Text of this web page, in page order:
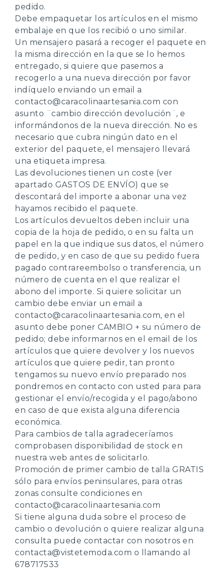
pedido.
Debe empaquetar los artículos en el mismo
embalaje en que los recibió o uno similar.
Un mensajero pasará a recoger el paquete en
la misma dirección en la que se lo hemos
entregado, si quiere que pasemos a
recogerlo a una nueva dirección por favor
indíquelo enviando un email a
contacto@caracolinaartesania.com con
asunto ¨cambio dirección devolución¨, e
informándonos de la nueva dirección. No es
necesario que cubra ningún dato en el
exterior del paquete, el mensajero llevará
una etiqueta impresa.
Las devoluciones tienen un coste (ver
apartado GASTOS DE ENVÍO) que se
descontará del importe a abonar una vez
hayamos recibido el paquete.
Los artículos devueltos deben incluir una
copia de la hoja de pedido, o en su falta un
papel en la que indique sus datos, el número
de pedido, y en caso de que su pedido fuera
pagado contrareembolso o transferencia, un
número de cuenta en el que realizar el
abono del importe. Si quiere solicitar un
cambio debe enviar un email a
contacto@caracolinaartesania.com, en el
asunto debe poner CAMBIO + su número de
pedido; debe informarnos en el email de los
artículos que quiere devolver y los nuevos
artículos que quiere pedir, tan pronto
tengamos su nuevo envío preparado nos
pondremos en contacto con usted para para
gestionar el envío/recogida y el pago/abono
en caso de que exista alguna diferencia
económica.
Para cambios de talla agradeceríamos
comprobasen disponibilidad de stock en
nuestra web antes de solicitarlo.
Promoción de primer cambio de talla GRATIS
sólo para envíos peninsulares, para otras
zonas consulte condiciones en
contacto@caracolinaartesania.com
Si tiene alguna duda sobre el proceso de
cambio o devolución o quiere realizar alguna
consulta puede contactar con nosotros en
contacta@vistetemoda.com o llamando al
678717533